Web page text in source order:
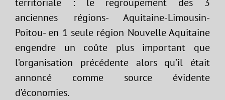
anciennes régions- Aquitaine-Limousin-
Poitou- en 1 seule région Nouvelle Aquitaine
engendre un coûte plus important que
l’organisation précédente alors qu’il était
annoncé comme source évidente
d’économies.